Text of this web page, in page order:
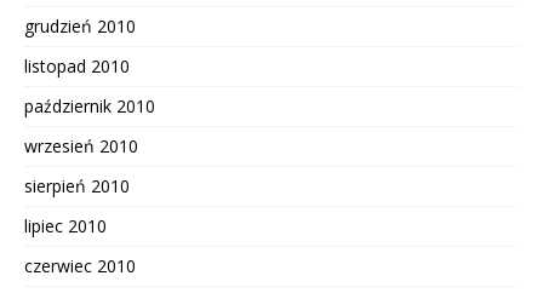
grudzień 2010
listopad 2010
październik 2010
wrzesień 2010
sierpień 2010
lipiec 2010
czerwiec 2010